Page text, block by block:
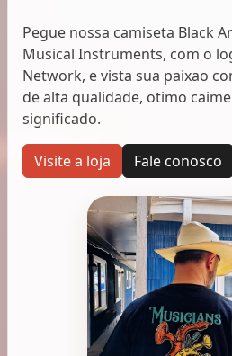
Pegue nossa camiseta Black
Musical Instruments, com o
Network, e vista sua paixao
de alta qualidade, otimo
significado.
Visite a loja Fale conosco